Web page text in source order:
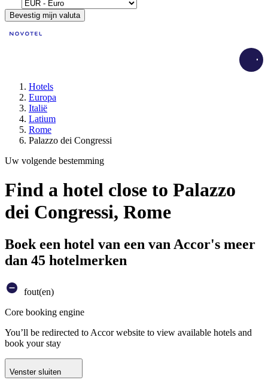
Bevestig mijn valuta
Hotels
Europa
Italië
Latium
Rome
Palazzo dei Congressi
Uw volgende bestemming
Find a hotel close to Palazzo
dei Congressi, Rome
Boek een hotel van een van Accor's meer
dan 45 hotelmerken
fout(en)
Core booking engine
You’ll be redirected to Accor website to view available hotels and
book your stay
Venster sluiten